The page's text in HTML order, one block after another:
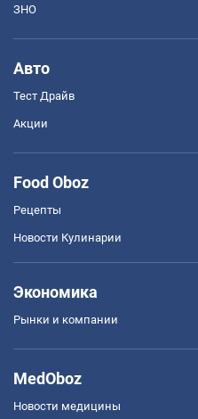
ЗНО
Авто
Тест Драйв
Акции
Food Oboz
Рецепты
Новости Кулинарии
Экономика
Рынки и компании
MedOboz
Новости медицины